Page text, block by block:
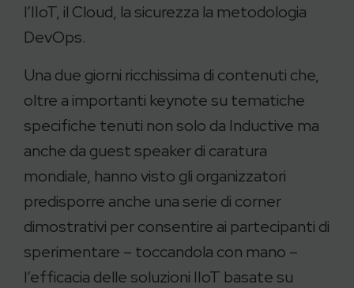
l’IIoT, il Cloud, la sicurezza la metodologia
DevOps.
Una due giorni ricchissima di contenuti che,
oltre a importanti keynote su tematiche
specifiche tenuti non solo da Inductive ma
anche da guest speaker di caratura
mondiale, hanno visto gli organizzatori
predisporre anche una serie di corner
dimostrativi per consentire ai partecipanti di
sperimentare – toccandola con mano –
l’efficacia delle soluzioni IIoT basate su